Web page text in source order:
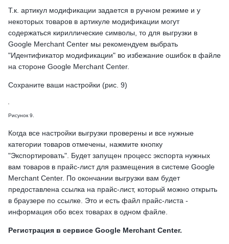
Т.к. артикул модификации задается в ручном режиме и у
некоторых товаров в артикуле модификации могут
содержаться кириллические символы, то для выгрузки в
Google Merchant Center мы рекомендуем выбрать
"Идентификатор модификации" во избежание ошибок в файле
на стороне Google Merchant Center.
Сохраните ваши настройки (рис. 9)
Рисунок 9.
Когда все настройки выгрузки проверены и все нужные
категории товаров отмечены, нажмите кнопку
"Экспортировать". Будет запущен процесс экспорта нужных
вам товаров в прайс-лист для размещения в системе Google
Merchant Center. По окончании выгрузки вам будет
предоставлена ссылка на прайс-лист, который можно открыть
в браузере по ссылке. Это и есть файл прайс-листа -
информация обо всех товарах в одном файле.
Регистрация в сервисе Google Merchant Center.